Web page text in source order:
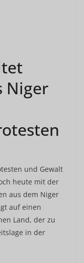
Niger
und Gewalt
heute mit der
aus dem Niger
auf einen
Land, der zu
in der